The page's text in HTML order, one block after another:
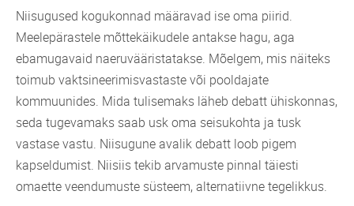
Niisugused kogukonnad määravad ise oma piirid.
Meelepärastele mõttekäikudele antakse hagu, aga
ebamugavaid naeruvääristatakse. Mõelgem, mis näiteks
toimub vaktsineerimisvastaste või pooldajate
kommuunides. Mida tulisemaks läheb debatt ühiskonnas,
seda tugevamaks saab usk oma seisukohta ja tusk
vastase vastu. Niisugune avalik debatt loob pigem
kapseldumist. Niisiis tekib arvamuste pinnal täiesti
omaette veendumuste süsteem, alternatiivne tegelikkus.